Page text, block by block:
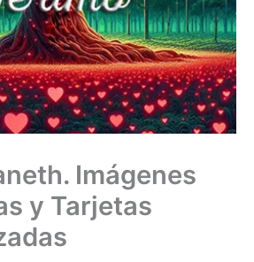
Imágenes
y Tarjetas